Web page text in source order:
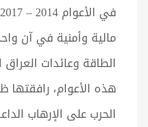
مالية وأمنية في آن
الطاقة وعائدات
هذه الأعوام،
الحرب على الإرهاب